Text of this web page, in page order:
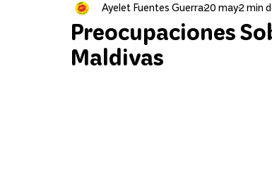
Preocupaciones
Maldivas
Ayelet Fuentes Guerra20 may2 min